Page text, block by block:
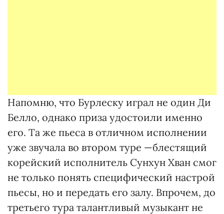
Напомню, что Бурлеску играл не один Ди
Белло, однако приза удостоили именно
его. Та же пьеса в отличном исполнении
уже звучала во втором туре —блестящий
корейский исполнитель Сунхун Хван смог
не только понять специфический настрой
пьесы, но и передать его залу. Впрочем, до
третьего тура талантливый музыкант не